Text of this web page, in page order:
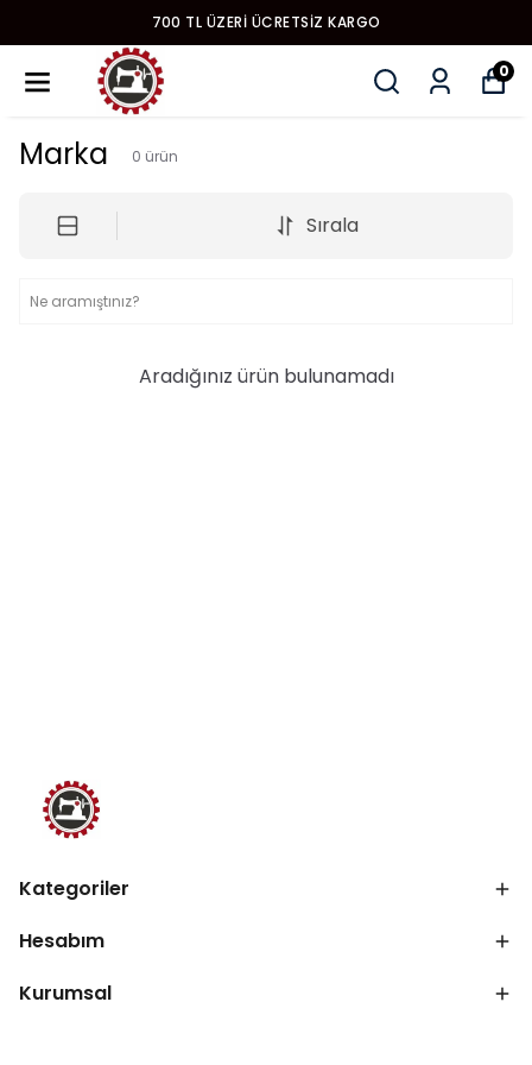
700 TL ÜZERI ÜCRETSIZ KARGO
0
Marka 0 ürün
Sırala
Aradığınız ürün bulunamadı
Kategoriler
Hesabım
Kurumsal